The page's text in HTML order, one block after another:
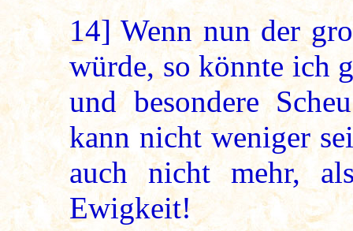
14]Wenn nun der
würde, so könnte ich
und besondere
kann nicht weniger
auch nicht mehr,
Ewigkeit!